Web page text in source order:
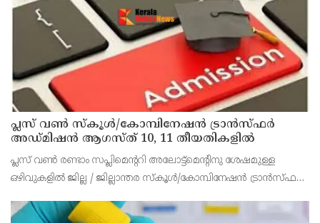
പ്ലസ് വൺ സ്‌കൂൾ/കോമ്പിനേഷൻ ട്രാൻസ്ഫർ
അഡ്മിഷൻ ആഗസ്ത് 10, 11 തീയതികളിൽ
പ്ലസ് വൺ രണ്ടാം സപ്ലിമെന്ററി അലോട്ട്‌മെന്റിനു ശേഷമുള്ള
ഒഴിവുകളിൽ ജില്ല / ജില്ലാന്തര സ്‌കൂൾ/കോമ്പിനേഷൻ ട്രാൻസ്ഫർ
വൈകിട്ട് 4 മണി വരെ നൽകിയിരുന്നു